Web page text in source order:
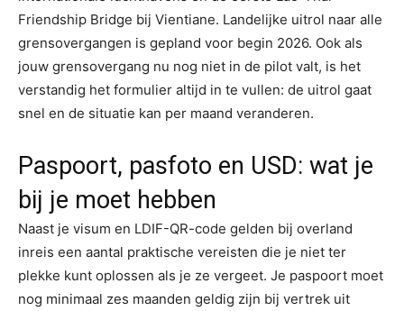
Friendship Bridge bij Vientiane. Landelijke uitrol naar alle
grensovergangen is gepland voor begin 2026. Ook als
jouw grensovergang nu nog niet in de pilot valt, is het
verstandig het formulier altijd in te vullen: de uitrol gaat
snel en de situatie kan per maand veranderen.
Paspoort, pasfoto en USD: wat je
bij je moet hebben
Naast je visum en LDIF-QR-code gelden bij overland
inreis een aantal praktische vereisten die je niet ter
plekke kunt oplossen als je ze vergeet. Je paspoort moet
nog minimaal zes maanden geldig zijn bij vertrek uit